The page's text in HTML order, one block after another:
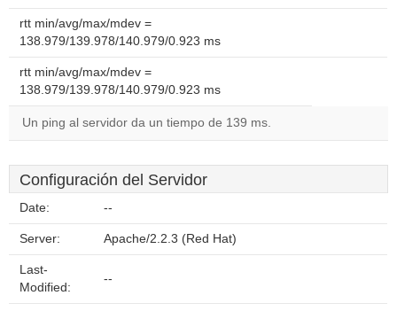
rtt min/avg/max/mdev =
138.979/139.978/140.979/0.923 ms
rtt min/avg/max/mdev =
138.979/139.978/140.979/0.923 ms
Un ping al servidor da un tiempo de 139 ms.
Configuración del Servidor
Date: --
Server: Apache/2.2.3 (Red Hat)
Last-
Modified:
--